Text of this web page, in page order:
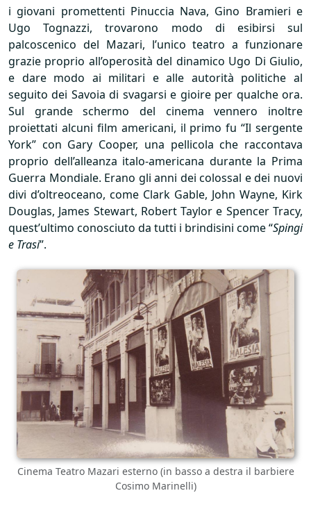
i giovani promettenti Pinuccia Nava, Gino Bramieri e
Ugo Tognazzi, trovarono modo di esibirsi sul
palcoscenico del Mazari, l’unico teatro a funzionare
grazie proprio all’operosità del dinamico Ugo Di Giulio,
e dare modo ai militari e alle autorità politiche al
seguito dei Savoia di svagarsi e gioire per qualche ora.
Sul grande schermo del cinema vennero inoltre
proiettati alcuni film americani, il primo fu “Il sergente
York” con Gary Cooper, una pellicola che raccontava
proprio dell’alleanza italo-americana durante la Prima
Guerra Mondiale. Erano gli anni dei colossal e dei nuovi
divi d’oltreoceano, come Clark Gable, John Wayne, Kirk
Douglas, James Stewart, Robert Taylor e Spencer Tracy,
quest’ultimo conosciuto da tutti i brindisini come “Spingi
e Trasi”.
Cinema Teatro Mazari esterno (in basso a destra il barbiere
Cosimo Marinelli)